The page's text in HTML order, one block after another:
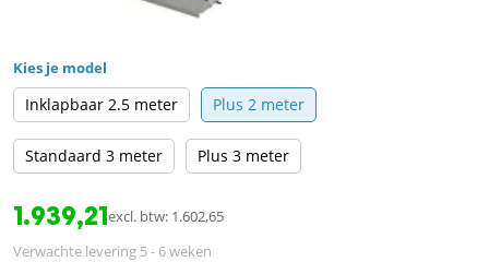
Kies je model
Inklapbaar 2.5 meter Plus 2 meter
Standaard 3 meter Plus 3 meter
1.939,21excl. btw: 1.602,65
Verwachte levering 5 - 6 weken